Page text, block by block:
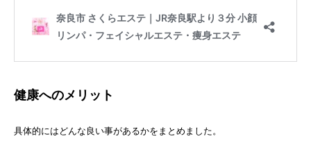
健康へのメリット
具体的にはどんな良い事があるかをまとめました。